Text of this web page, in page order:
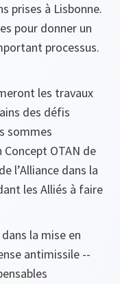
prises à Lisbonne.
pour donner un
processus.
les travaux
des défis
sommes
OTAN de
l’Alliance dans la
les Alliés à faire
la mise en
antimissile --